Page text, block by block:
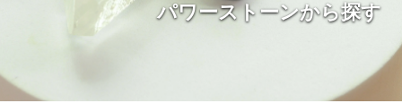
パワーストーンから探す